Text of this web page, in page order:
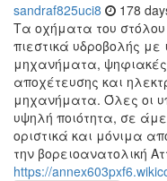
sandraf825uci8 178
Τα οχήματα του
πιεστικά υδροβολής με
μηχανήματα,
αποχέτευσης και
μηχανήματα. Όλες οι
υψηλή ποιότητα, σε
οριστικά και μόνιμα
την βορειοανατολική
https://